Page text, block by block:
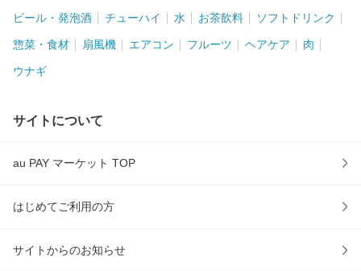
ビール・発泡酒 チューハイ 水 お茶飲料 ソフトドリンク
惣菜・食材 扇風機 エアコン フルーツ ヘアケア 肉
ウナギ
サイトについて
au PAY マーケット TOP
はじめてご利用の方
サイトからのお知らせ